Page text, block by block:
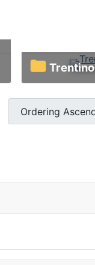
Trentino